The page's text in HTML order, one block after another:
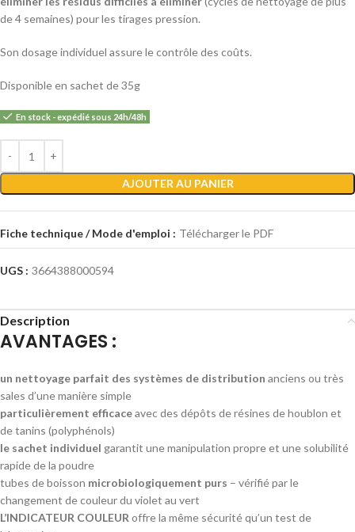
de 4 semaines) pour les tirages pression.
Son dosage individuel assure le contrôle des coûts.
Disponible en sachet de 35g
En stock - expédié sous 24h/48h
AJOUTER AU PANIER
Fiche technique / Mode d'emploi : Télécharger le PDF
UGS : 3664388000594
Description
AVANTAGES :
un nettoyage parfait des systèmes de distribution anciens ou très
sales d’une manière simple
particulièrement efficaceavec des dépôts de résines de houblon et
de tanins (polyphénols)
le sachet individuel garantit une manipulation propre et une solubilité
rapide de la poudre
tubes de boisson microbiologiquement purs – vérifié par le
changement de couleur du violet au vert
L’INDICATEUR COULEUR offre la même sécurité qu’un test de